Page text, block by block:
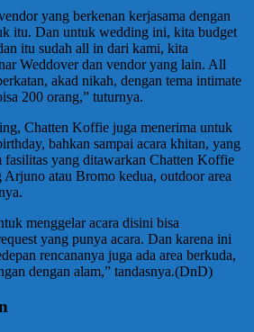
yang berkenan kerjasama dengan
itu. Dan untuk wedding ini, kita budget
itu sudah all in dari kami, kita
Weddover dan vendor yang lain. All
akad nikah, dengan tema intimate
200 orang,” tuturnya.
Chatten Koffie juga menerima untuk
bahkan sampai acara khitan, yang
fasilitas yang ditawarkan Chatten Koffie
atau Bromo kedua, outdoor area
menggelar acara disini bisa
yang punya acara. Dan karena ini
rencananya juga ada area berkuda,
dengan alam,” tandasnya.(DnD)